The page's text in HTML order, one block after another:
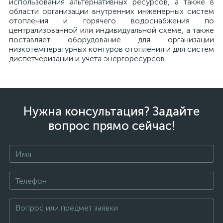
области организации внутренних инженерных систем
отопления и горячего водоснабжения по
централизованной или индивидуальной схеме, а также
поставляет оборудование для организации
низкотемпературных контуров отопления и для систем
диспетчеризации и учета энергоресурсов.
Нужна консультация? Задайте
вопрос прямо сейчас!